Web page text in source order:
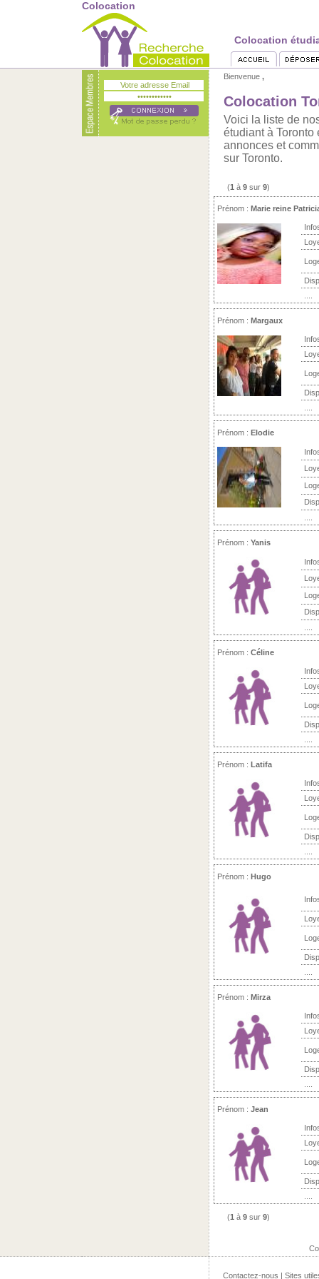
Colocation
Colocation
Bienvenue ,
Colocation
Voici la liste de
étudiant à
annonces et
sur Toronto.
(1 à 9 sur 9)
Prénom : Marie reine
Prénom : Margaux
Prénom : Elodie
Prénom : Yanis
Prénom : Céline
Prénom : Latifa
Prénom : Hugo
Prénom : Mirza
Prénom : Jean
(1 à 9 sur 9)
Contactez-nous | Sites